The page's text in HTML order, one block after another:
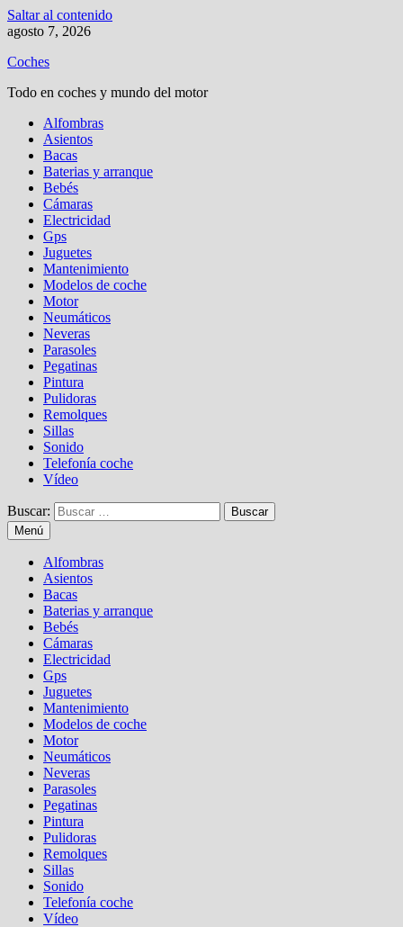
Saltar al contenido
agosto 7, 2026
Coches
Todo en coches y mundo del motor
Alfombras
Asientos
Bacas
Baterias y arranque
Bebés
Cámaras
Electricidad
Gps
Juguetes
Mantenimiento
Modelos de coche
Motor
Neumáticos
Neveras
Parasoles
Pegatinas
Pintura
Pulidoras
Remolques
Sillas
Sonido
Telefonía coche
Vídeo
Buscar:
Menú
Alfombras
Asientos
Bacas
Baterias y arranque
Bebés
Cámaras
Electricidad
Gps
Juguetes
Mantenimiento
Modelos de coche
Motor
Neumáticos
Neveras
Parasoles
Pegatinas
Pintura
Pulidoras
Remolques
Sillas
Sonido
Telefonía coche
Vídeo